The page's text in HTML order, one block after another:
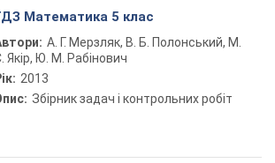
Математика 5 клас
А. Г. Мерзляк, В. Б. Полонський, М.
Якір, Ю. М. Рабінович
2013
Збірник задач і контрольних робіт